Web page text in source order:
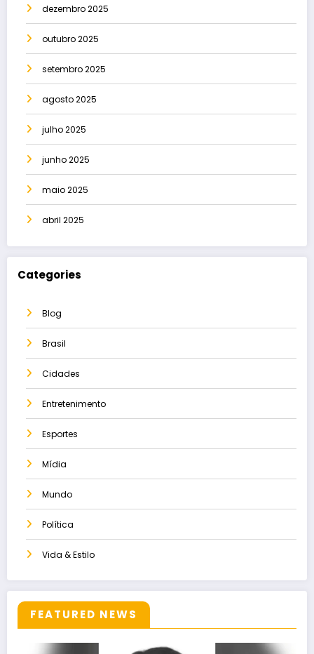
dezembro 2025
outubro 2025
setembro 2025
agosto 2025
julho 2025
junho 2025
maio 2025
abril 2025
Categories
Blog
Brasil
Cidades
Entretenimento
Esportes
Mídia
Mundo
Política
Vida & Estilo
FEATURED NEWS